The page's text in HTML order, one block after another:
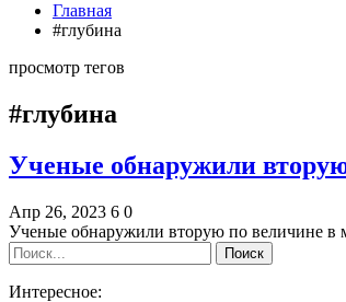
Главная
#глубина
просмотр тегов
#глубина
Ученые обнаружили
Апр 26, 2023 6 0
Ученые обнаружили вторую по величине в
Интересное: